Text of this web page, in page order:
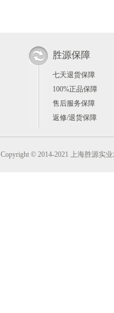
胜源保障
七天退货保障
100%正品保障
售后服务保障
返修/退货保障
Copyright © 2014-2021 上海胜源实